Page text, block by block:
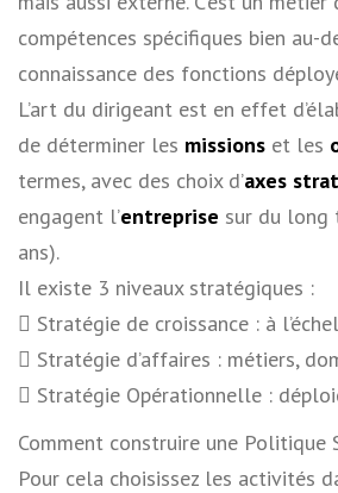
compétences spécifiques bien au-
connaissance des fonctions
L’art du dirigeant est en effet
de déterminer les missions et les
termes, avec des choix d’axes
engagent l’entreprise sur du long
ans).
Il existe 3 niveaux stratégiques :
 Stratégie de croissance : à
 Stratégie d’affaires : métiers,
 Stratégie Opérationnelle :
Comment construire une Politique
Pour cela choisissez les activités